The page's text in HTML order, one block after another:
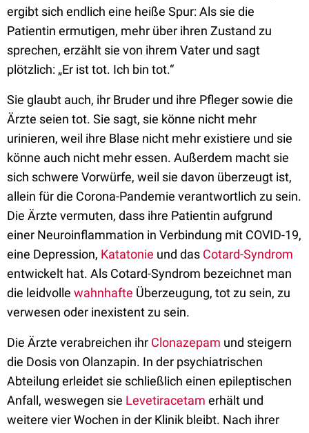
ergibt sich endlich eine heiße Spur: Als sie die
Patientin ermutigen, mehr über ihren Zustand zu
sprechen, erzählt sie von ihrem Vater und sagt
plötzlich: „Er ist tot. Ich bin tot.“
Sie glaubt auch, ihr Bruder und ihre Pfleger sowie die
Ärzte seien tot. Sie sagt, sie könne nicht mehr
urinieren, weil ihre Blase nicht mehr existiere und sie
könne auch nicht mehr essen. Außerdem macht sie
sich schwere Vorwürfe, weil sie davon überzeugt ist,
allein für die Corona-Pandemie verantwortlich zu sein.
Die Ärzte vermuten, dass ihre Patientin aufgrund
einer Neuroinflammation in Verbindung mit COVID-19,
eine Depression, Katatonie und das Cotard-Syndrom
entwickelt hat. Als Cotard-Syndrom bezeichnet man
die leidvolle wahnhafte Überzeugung, tot zu sein, zu
verwesen oder inexistent zu sein.
Die Ärzte verabreichen ihr Clonazepam und steigern
die Dosis von Olanzapin. In der psychiatrischen
Abteilung erleidet sie schließlich einen epileptischen
Anfall, weswegen sie Levetiracetam erhält und
weitere vier Wochen in der Klinik bleibt. Nach ihrer